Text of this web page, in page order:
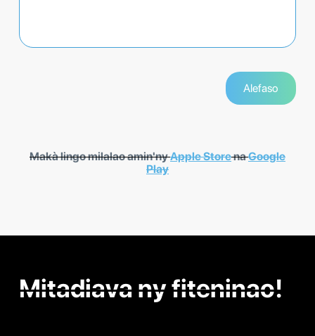
Makà lingo milalao amin'nyApple StorenaGoogle
Play
Mitadiava ny fiteninao!